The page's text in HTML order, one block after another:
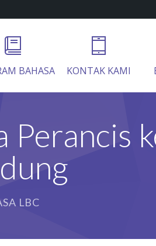
BAHASA KONTAK KAMI
Perancis
LBC